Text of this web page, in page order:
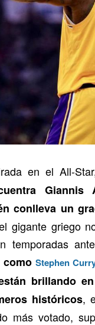
en el All-
Giannis
conlleva un
gigante griego
temporadas
como Stephen
brillando
históricos,
más votado,